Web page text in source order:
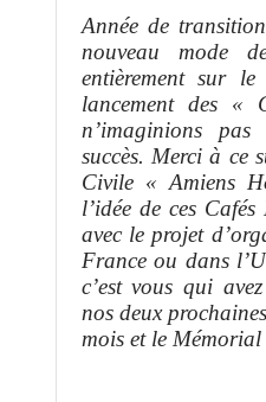
Année de
nouveau mode
entièrement sur
lancement des «
n’imaginions
succès. Merci à ce
Civile « Amiens
l’idée de ces
avec le projet
France ou dans
c’est vous qui
nos deux
mois et le